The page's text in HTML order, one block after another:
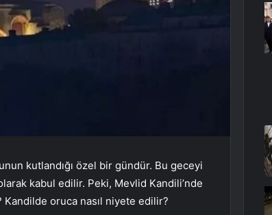
kutlandığı özel bir gündür. Bu geceyi
kabul edilir. Peki, Mevlid Kandili’nde
oruca nasıl niyete edilir?